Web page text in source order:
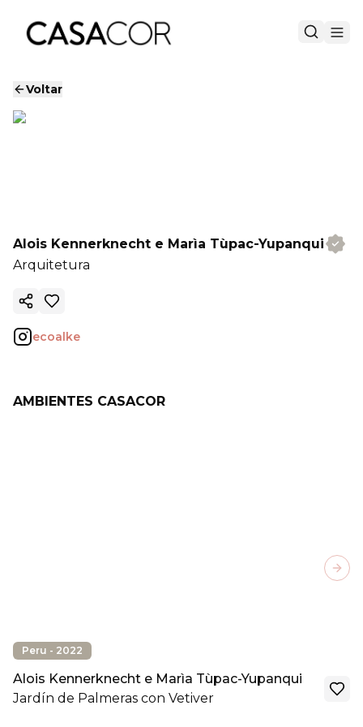
Voltar
Alois Kennerknecht e Marìa Tùpac-Yupanqui
Arquitetura
Copiar link
ecoalke
AMBIENTES CASACOR
Peru - 2022
Alois Kennerknecht e Marìa Tùpac-Yupanqui
Jardín de Palmeras con Vetiver